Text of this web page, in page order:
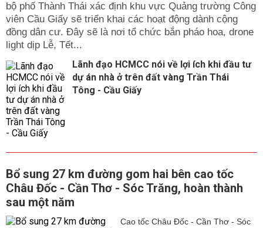
bộ phố Thành Thái xác định khu vực Quảng trường Công
viên Cầu Giấy sẽ triển khai các hoạt động dành cộng
đồng dân cư. Đây sẽ là nơi tổ chức bắn pháo hoa, drone
light dịp Lễ, Tết...
Lãnh đạo HCMCC nói về lợi ích khi đầu tư
dự án nhà ở trên đất vàng Trần Thái
Tông - Cầu Giấy
Bổ sung 27 km đường gom hai bên cao tốc
Châu Đốc - Cần Thơ - Sóc Trăng, hoàn thành
sau một năm
Cao tốc Châu Đốc - Cần Thơ - Sóc